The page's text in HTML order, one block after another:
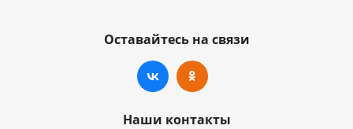
Оставайтесь на связи
Наши контакты